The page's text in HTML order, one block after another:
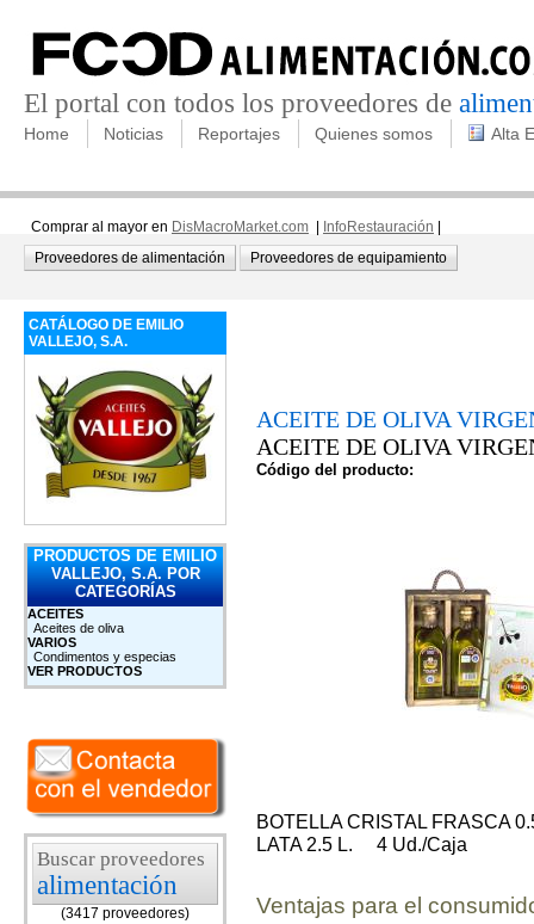
El portal con todos los proveedores de
Home Noticias Reportajes Quienes somos Alta
Comprar al mayor en DisMacroMarket.com InfoRestauración
Proveedores de alimentación
Proveedores de equipamiento
CATÁLOGO DE EMILIO
VALLEJO, S.A.
PRODUCTOS DE EMILIO
VALLEJO, S.A. POR
CATEGORÍAS
ACEITES
Aceites de oliva
VARIOS
Condimentos y especias
VER PRODUCTOS
Buscar proveedores
alimentación
(3417 proveedores)
ACEITE DE OLIVA
ACEITE DE OLIVA
Código del producto:
BOTELLA CRISTAL FRASCA
LATA 2.5 L. 4 Ud./Caja
Ventajas para el